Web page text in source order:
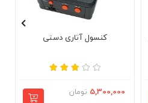
کنسول آتاری دستی
5,300,000 تومان